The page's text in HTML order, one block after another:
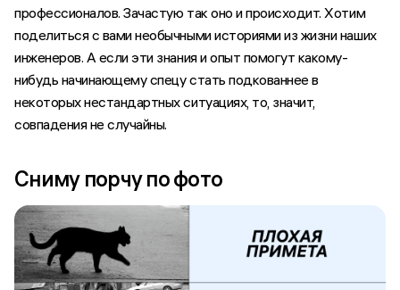
профессионалов. Зачастую так оно и происходит. Хотим
поделиться с вами необычными историями из жизни наших
инженеров. А если эти знания и опыт помогут какому-
нибудь начинающему спецу стать подкованнее в
некоторых нестандартных ситуациях, то, значит,
совпадения не случайны.
Сниму порчу по фото